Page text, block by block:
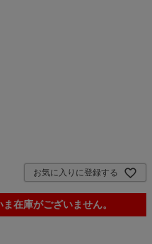
お気に入りに登録する
在庫がございません。